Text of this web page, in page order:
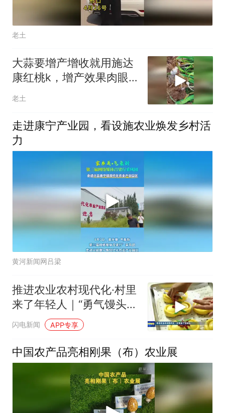
老土
大蒜要增产增收就用施达
康红桃k，增产效果肉眼
可见
老土
走进康宁产业园，看设施农业焕发乡村活
力
黄河新闻网吕梁
推进农业农村现代化·村里
来了年轻人｜“勇气馒头”
与乡村的蒸蒸日上
闪电新闻 APP专享
中国农产品亮相刚果（布）农业展